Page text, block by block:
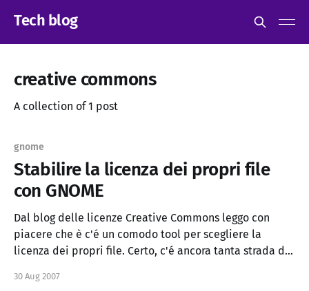
Tech blog
creative commons
A collection of 1 post
gnome
Stabilire la licenza dei propri file
con GNOME
Dal blog delle licenze Creative Commons leggo con
piacere che è c'é un comodo tool per scegliere la
licenza dei propri file. Certo, c'é ancora tanta strada da
xmp, ma la strada è ormai tracciata. si sa
30 Aug 2007